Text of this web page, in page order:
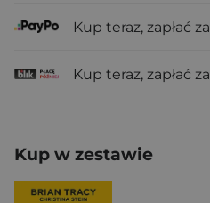
Kup teraz, zapłać za
Kup teraz, zapłać za
Kup w zestawie